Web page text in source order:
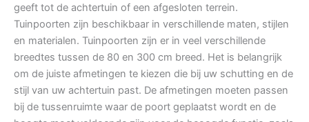
geeft tot de achtertuin of een afgesloten terrein.
Tuinpoorten zijn beschikbaar in verschillende maten, stijlen
en materialen. Tuinpoorten zijn er in veel verschillende
breedtes tussen de 80 en 300 cm breed. Het is belangrijk
om de juiste afmetingen te kiezen die bij uw schutting en de
stijl van uw achtertuin past. De afmetingen moeten passen
bij de tussenruimte waar de poort geplaatst wordt en de